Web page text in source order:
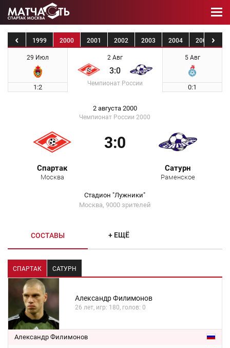
1998 1999 2000 2001 2002 2003 2004 2005
29 Июл
1:2
2 Авг
3:0
Чемпионат России
5 Авг
0:1
2 августа 2000
Чемпионат России 2000
Спартак
Москва
3:0
Сатурн
Раменское
Стадион "Лужники"
Москва, 9000 зрителей
СОСТАВЫ + ЕЩЁ
СПАРТАК САТУРН
Александр Филимонов
26 лет, игр: 180, голов: 0
Александр Филимонов